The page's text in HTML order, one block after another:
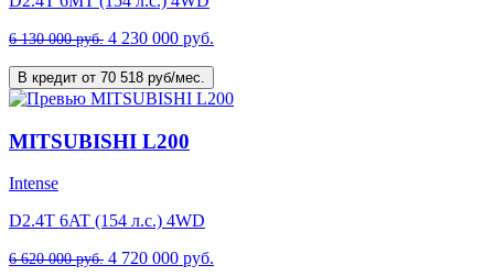
6 130 000 руб. 4 230 000 руб.
В кредит от 70 518 руб/мес.
MITSUBISHI L200
Intense
D2.4T 6AT (154 л.с.) 4WD
6 620 000 руб. 4 720 000 руб.